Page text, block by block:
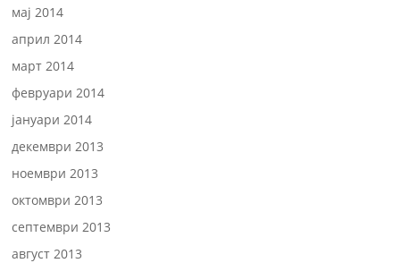
мај 2014
април 2014
март 2014
февруари 2014
јануари 2014
декември 2013
ноември 2013
октомври 2013
септември 2013
август 2013